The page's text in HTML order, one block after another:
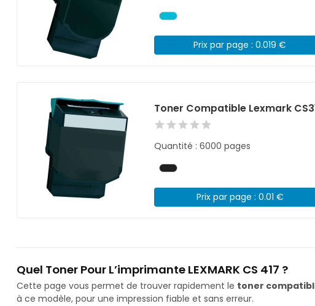
Prix par page : 0.019 €
Toner Compatible Lexmark
Quantité : 6000 pages
Prix par page : 0.01 €
Quel Toner Pour L’imprimante LEXMARK CS 417 ?
Cette page vous permet de trouver rapidement le toner
à ce modèle, pour une impression fiable et sans erreur.